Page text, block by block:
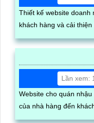
Thiết kế website doanh
khách hàng và cải
Lần xem:
Website cho quán
của nhà hàng đến